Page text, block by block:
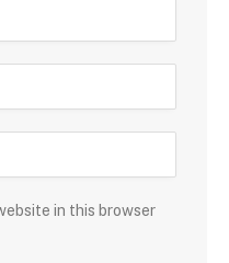
in this browser